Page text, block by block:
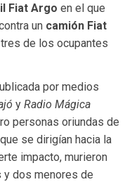
Fiat Argo en el que
un camión Fiat
de los ocupantes
por medios
y Radio Mágica
personas oriundas de
se dirigían hacia la
impacto, murieron
y dos menores de